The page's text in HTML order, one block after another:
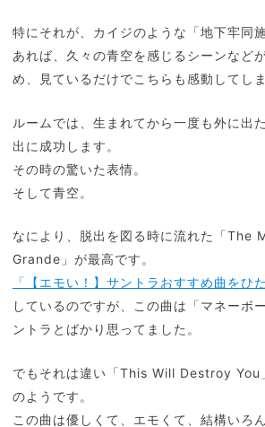
特にそれが、カイジのような「地下牢同
あれば、久々の青空を感じるシーンなど
め、見ているだけでこちらも感動してしま
ルームでは、生まれてから一度も外に出
出に成功します。
その時の驚いた表情。
そして青空。
なにより、脱出を図る時に流れた「The
Grande」が最高です。
「【エモい！】サントラおすすめ曲をひ
しているのですが、この曲は「マネーボ
ントラとばかり思ってました。
でもそれは違い「This Will Destroy You
のようです。
この曲は優しくて、エモくて、結構いろ